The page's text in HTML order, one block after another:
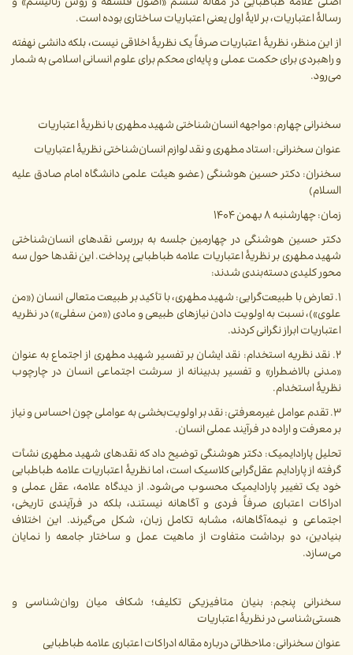
رسالۀ اعتباریات، بر لایۀ اول یعنی اعتباریات ساختاری بوده است.
از این منظر، نظریۀ اعتباریات صرفاً یک نظریۀ اخلاقی نیست، بلکه دانشی نهفته
و راهبردی برای حکمت عملی و پایه‌ای محکم برای علوم انسانی اسلامی به شمار
می‌رود.
سخنرانی چهارم: مواجهه انسان‌شناختی شهید مطهری با نظریۀ اعتباریات
عنوان سخنرانی: استاد مطهری و نقد لوازم انسان‌شناختی نظریۀ اعتباریات
سخنران: دکتر حسین هوشنگی (عضو هیئت علمی دانشگاه امام صادق علیه
السلام)
زمان: چهارشنبه ۸ بهمن ۱۴۰۴
دکتر حسین هوشنگی در چهارمین جلسه به بررسی نقدهای انسان‌شناختی
شهید مطهری بر نظریۀ اعتباریات علامه طباطبایی پرداخت. این نقدها حول سه
محور کلیدی دسته‌بندی شدند:
۱. تعارض با طبیعت‌گرایی: شهید مطهری، با تأکید بر طبیعت متعالی انسان («من
علوی»)، نسبت به اولویت دادن نیازهای طبیعی و مادی («من سفلی») در نظریه
اعتباریات ابراز نگرانی کردند.
۲. نقد نظریه استخدام: نقد ایشان بر تفسیر شهید مطهری از اجتماع به عنوان
«مدنی بالاضطرار» و تفسیر بدبینانه از سرشت اجتماعی انسان در چارچوب
نظریۀ استخدام.
۳. تقدم عوامل غیرمعرفتی: نقد بر اولویت‌بخشی به عواملی چون احساس و نیاز
بر معرفت و اراده در فرآیند عملی انسان.
تحلیل پارادایمیک:دکتر هوشنگی توضیح داد که نقدهای شهید مطهری نشأت
گرفته از پارادایم عقل‌گرایی کلاسیک است، اما نظریۀ اعتباریات علامه طباطبایی
خود یک تغییر پارادایمیک محسوب می‌شود. از دیدگاه علامه، عقل عملی و
ادراکات اعتباری صرفاً فردی و آگاهانه نیستند، بلکه در فرآیندی تاریخی،
اجتماعی و نیمه‌آگاهانه، مشابه تکامل زبان، شکل می‌گیرند. این اختلاف
بنیادین، دو برداشت متفاوت از ماهیت عمل و ساختار جامعه را نمایان
می‌سازد.
سخنرانی پنجم: بنیان متافیزیکی تکلیف؛ شکاف میان روان‌شناسی و
هستی‌شناسی در نظریۀ اعتباریات
عنوان سخنرانی: ملاحظاتی درباره مقاله ادراکات اعتباری علامه طباطبایی